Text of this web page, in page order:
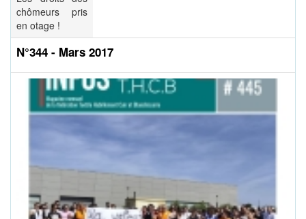
chômeurs pris
en otage !
N°344 - Mars 2017